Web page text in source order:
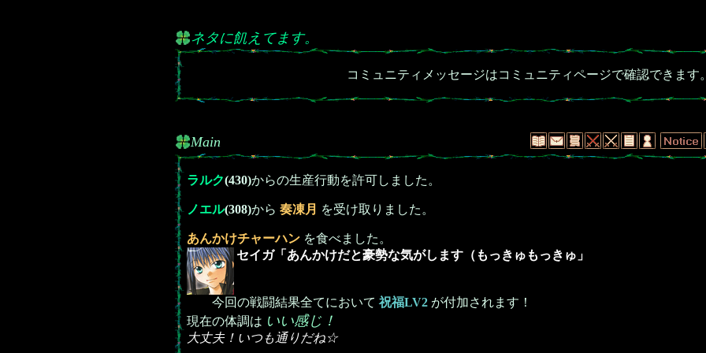
ネタに飢えてます。
コミュニティメッセージはコミュニティページで確認できます
Main
ラルク(430)からの生産行動を許可しました。
ノエル(308)から 奏凍月 を受け取りました。
あんかけチャーハン を食べました。
セイガ「あんかけだと豪勢な気がします（もっきゅもっきゅ」
今回の戦闘結果全てにおいて 祝福LV2 が付加されます！
現在の体調は いい感じ！
大丈夫！いつも通りだね☆